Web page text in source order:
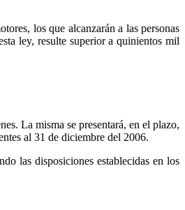
los que alcanzarán a las personas
ley, resulte superior a quinientos mil
La misma se presentará, en el plazo,
al 31 de diciembre del 2006.
las disposiciones establecidas en los